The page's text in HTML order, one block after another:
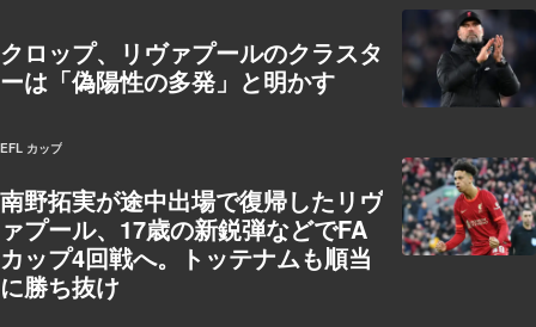
クロップ、リヴァプールのクラスタ
ーは「偽陽性の多発」と明かす
EFL カップ
南野拓実が途中出場で復帰したリヴ
ァプール、17歳の新鋭弾などでFA
カップ4回戦へ。トッテナムも順当
に勝ち抜け